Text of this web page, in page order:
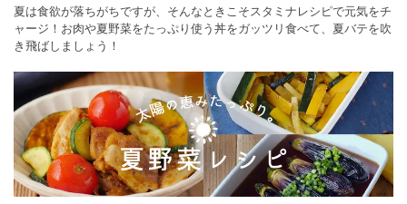
夏は食欲が落ちがちですが、そんなときこそスタミナレシピで元気をチ
ャージ！お肉や夏野菜をたっぷり使う丼をガッツリ食べて、夏バテを吹
き飛ばしましょう！